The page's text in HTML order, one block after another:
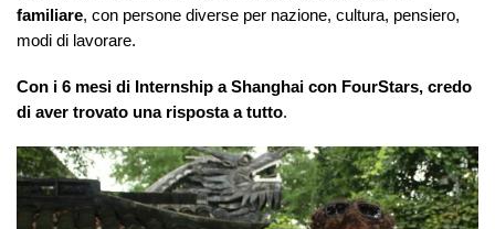
familiare, con persone diverse per nazione, cultura, pensiero,
modi di lavorare.
Con i 6 mesi di Internship a Shanghai con FourStars, credo
di aver trovato una risposta a tutto.